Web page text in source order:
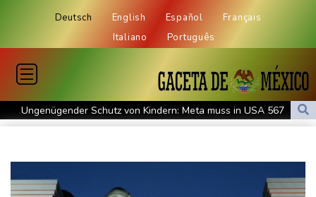
Deutsch English Español
Français
Italiano
Português
Ungenügender Schutz von Kindern: Meta muss in USA 567
Millionen Dollar zahlen
USA wollen bei Visa-Anträgen offenbar Online-Aktivitäten noch